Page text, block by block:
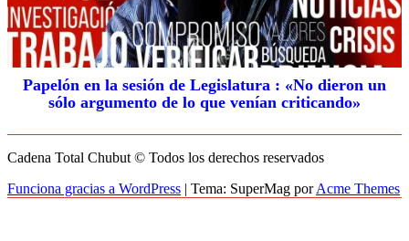
Papelón en la sesión de Legislatura : «No dieron un
sólo argumento de lo que venían criticando»
Cadena Total Chubut © Todos los derechos reservados
Funciona gracias a WordPress | Tema: SuperMag porAcme Themes